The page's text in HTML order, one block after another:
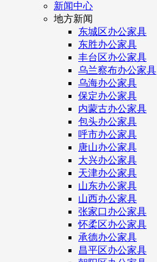
新闻中心
地方新闻
东城区办公家具
东胜办公家具
丰台区办公家具
乌兰察布办公家具
乌海办公家具
保定办公家具
内蒙古办公家具
包头办公家具
呼市办公家具
唐山办公家具
大兴办公家具
天津办公家具
山东办公家具
山西办公家具
张家口办公家具
怀柔区办公家具
承德办公家具
昌平区办公家具